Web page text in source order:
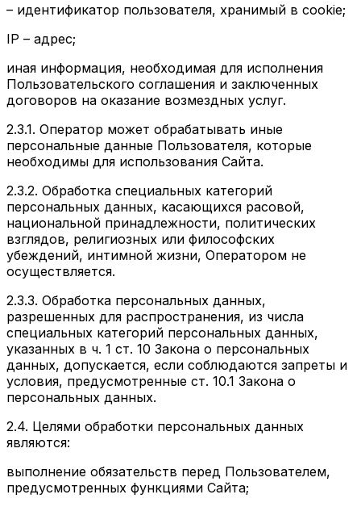
– идентификатор пользователя, хранимый в cookie;
IP – адрес;
иная информация, необходимая для исполнения
Пользовательского соглашения и заключенных
договоров на оказание возмездных услуг.
2.3.1. Оператор может обрабатывать иные
персональные данные Пользователя, которые
необходимы для использования Сайта.
2.3.2. Обработка специальных категорий
персональных данных, касающихся расовой,
национальной принадлежности, политических
взглядов, религиозных или философских
убеждений, интимной жизни, Оператором не
осуществляется.
2.3.3. Обработка персональных данных,
разрешенных для распространения, из числа
специальных категорий персональных данных,
указанных в ч. 1 ст. 10 Закона о персональных
данных, допускается, если соблюдаются запреты и
условия, предусмотренные ст. 10.1 Закона о
персональных данных.
2.4. Целями обработки персональных данных
являются:
выполнение обязательств перед Пользователем,
предусмотренных функциями Сайта;